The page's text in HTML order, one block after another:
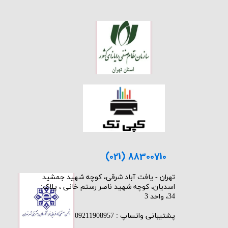
(021) 88300710
​تهران - یافت آباد شرقی، کوچه شهید جمشید
اسدیان، کوچه شهید ناصر رستم خانی ، پلاک:
34، واحد 3
پشتیبانی واتساپ : 09211908957